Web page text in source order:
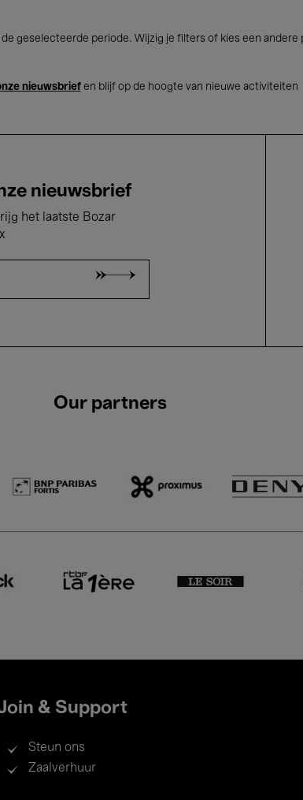
de geselecteerde periode. Wijzig je filters of kies een andere
nieuwsbriefen blijf op de hoogte van nieuwe activiteiten
nieuwsbrief
het laatste Bozar
Our partners
& Support
Steun ons
Zaalverhuur